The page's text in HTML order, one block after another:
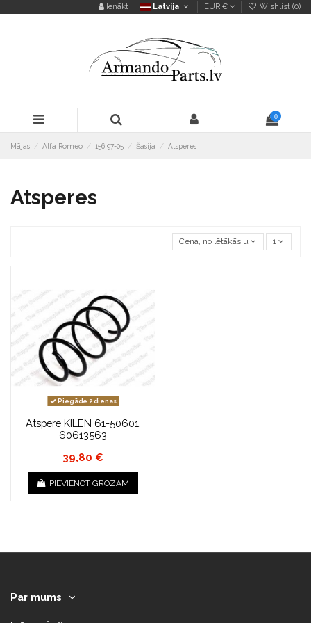
Ienākt Latvija EUR € Wishlist (0)
0
Mājas Alfa Romeo 156 97-05 Šasija Atsperes
Atsperes
Cena, no lētākās uz dārgāko
1
Piegāde 2 dienas
Atspere KILEN 61-50601,
60613563
39,80 €
PIEVIENOT GROZAM
Par mums